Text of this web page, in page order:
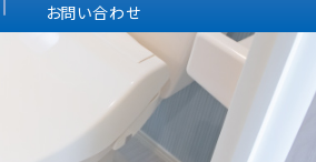
お問い合わせ